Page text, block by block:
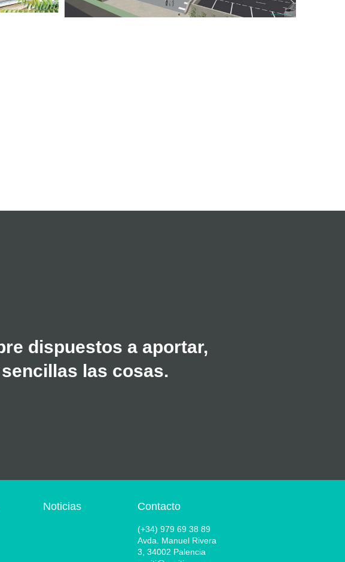
dispuestos a aportar,
las cosas.
Noticias Contacto
(+34) 979 69 38 89
Avda. Manuel Rivera
3, 34002 Palencia